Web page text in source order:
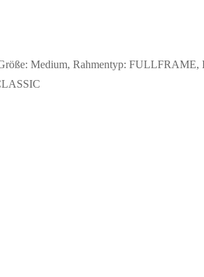
Medium, Rahmentyp: